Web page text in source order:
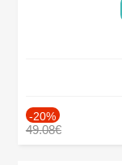
-20%
49.08€